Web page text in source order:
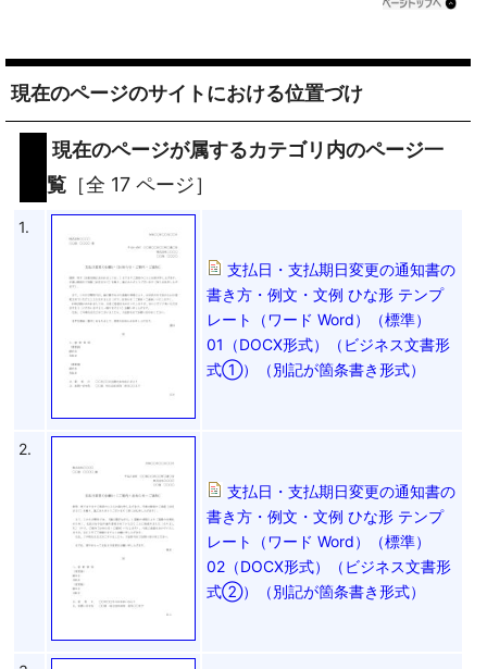
現在のページのサイトにおける位置づけ
現在のページが属するカテゴリ内のページ一
覧 ［全 17 ページ］
1.
支払日・支払期日変更の通知書の
書き方・例文・文例 ひな形 テンプ
レート（ワード Word）（標準）
01（DOCX形式）（ビジネス文書形
式①）（別記が箇条書き形式）
2.
支払日・支払期日変更の通知書の
書き方・例文・文例 ひな形 テンプ
レート（ワード Word）（標準）
02（DOCX形式）（ビジネス文書形
式②）（別記が箇条書き形式）